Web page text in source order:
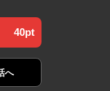
40pt
へ